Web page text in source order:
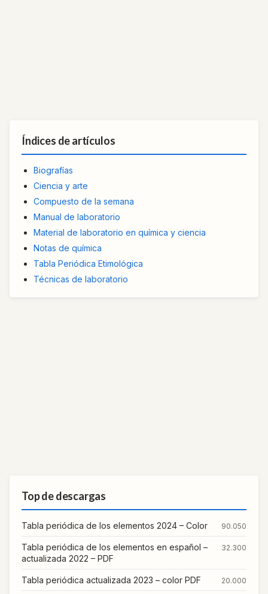
Índices de artículos
Biografías
Ciencia y arte
Compuesto de la semana
Manual de laboratorio
Material de laboratorio en química y ciencia
Notas de química
Tabla Periódica Etimológica
Técnicas de laboratorio
Top de descargas
Tabla periódica de los elementos 2024 – Color 90.050
Tabla periódica de los elementos en español –
actualizada 2022 – PDF
32.300
Tabla periódica actualizada 2023 – color PDF 20.000